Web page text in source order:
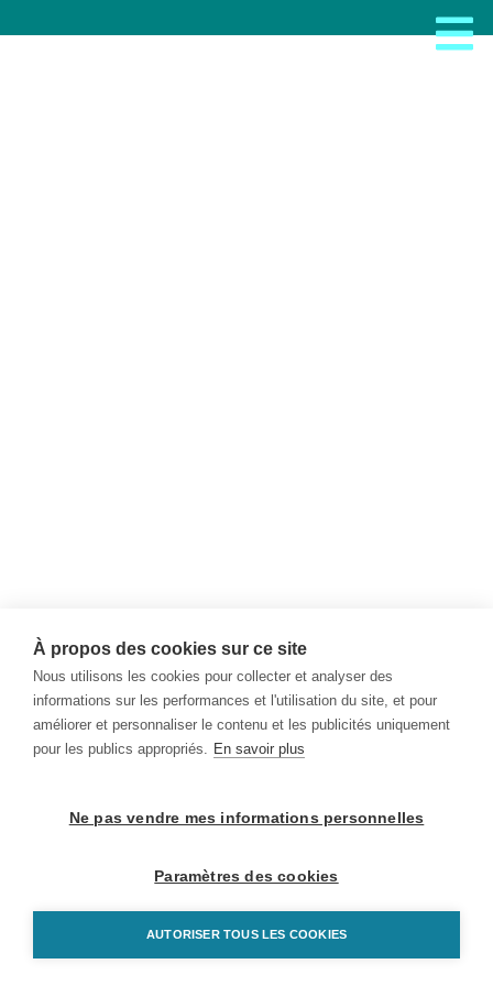
À propos des cookies sur ce site
Nous utilisons les cookies pour collecter et analyser des
informations sur les performances et l'utilisation du site, et pour
améliorer et personnaliser le contenu et les publicités uniquement
pour les publics appropriés. En savoir plus
Ne pas vendre mes informations personnelles
Paramètres des cookies
AUTORISER TOUS LES COOKIES